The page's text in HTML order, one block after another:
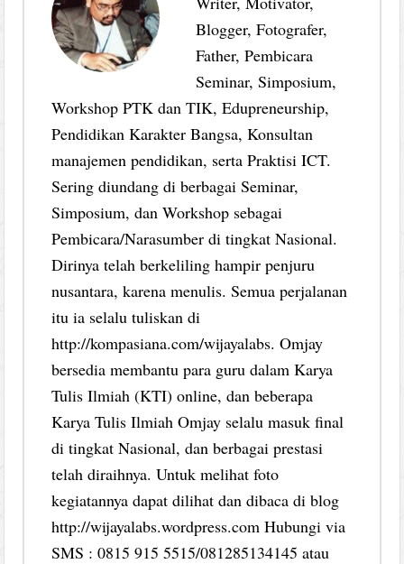
Blogger, Fotografer,
Father, Pembicara
Seminar, Simposium,
Workshop PTK dan TIK, Edupreneurship,
Pendidikan Karakter Bangsa, Konsultan
manajemen pendidikan, serta Praktisi ICT.
Sering diundang di berbagai Seminar,
Simposium, dan Workshop sebagai
Pembicara/Narasumber di tingkat Nasional.
Dirinya telah berkeliling hampir penjuru
nusantara, karena menulis. Semua perjalanan
itu ia selalu tuliskan di
http://kompasiana.com/wijayalabs. Omjay
bersedia membantu para guru dalam Karya
Tulis Ilmiah (KTI) online, dan beberapa
Karya Tulis Ilmiah Omjay selalu masuk final
di tingkat Nasional, dan berbagai prestasi
telah diraihnya. Untuk melihat foto
kegiatannya dapat dilihat dan dibaca di blog
http://wijayalabs.wordpress.com Hubungi via
SMS : 0815 915 5515/081285134145 atau